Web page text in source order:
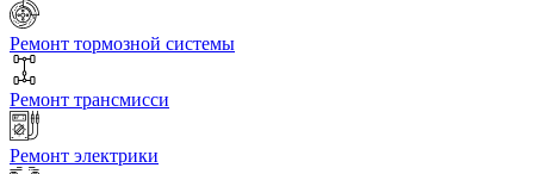
Ремонт тормозной системы
Ремонт трансмисси
Ремонт электрики